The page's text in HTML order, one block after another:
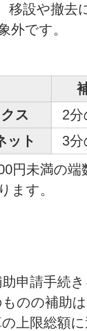
移設や撤去
外です。
ス
2
ット
3
円未満の端
ます。
申請手続
のの補助
上限総額